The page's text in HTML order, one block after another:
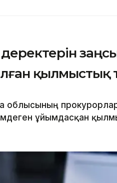
қылмыстық
облысының
ұйымдасқан